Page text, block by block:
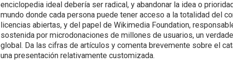
enciclopedia ideal debería ser radical, y abandonar la idea o
mundo donde cada persona puede tener acceso a la totalidad del
licencias abiertas, y del papel de Wikimedia Foundation,
sostenida por microdonaciones de millones de usuarios, un
global. Da las cifras de artículos y comenta brevemente sobre el
una presentación relativamente customizada.